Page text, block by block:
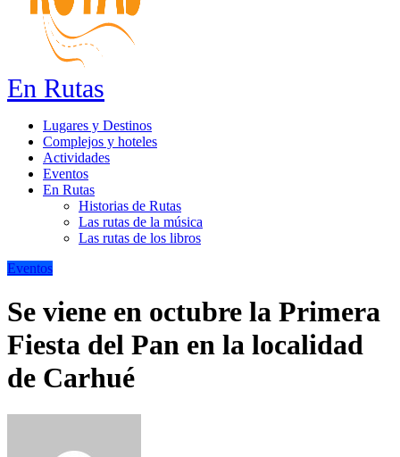
En Rutas
Lugares y Destinos
Complejos y hoteles
Actividades
Eventos
En Rutas
Historias de Rutas
Las rutas de la música
Las rutas de los libros
Eventos
Se viene en octubre la Primera
Fiesta del Pan en la localidad
de Carhué